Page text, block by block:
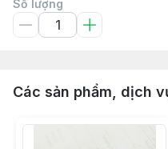
Số lượng
Các sản phẩm, dịch